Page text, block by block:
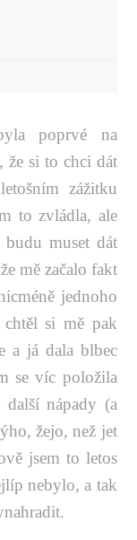
poprvé na
že si to chci dát
zážitku
to zvládla, ale
muset dát
mě začalo fakt
jednoho
chtěl si mě pak
a já dala blbec
se víc položila
nápady (a
žejo, než jet
jsem to letos
nebylo, a tak